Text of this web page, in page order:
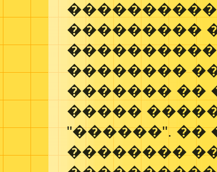
���������
��������
������� ��
�����
"������". ��
��������